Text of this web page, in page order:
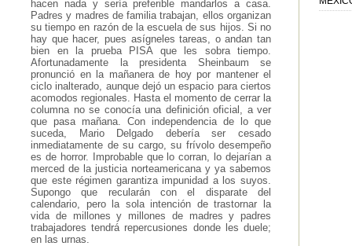
hacen nada y sería preferible mandarlos a casa.
Padres y madres de familia trabajan, ellos organizan
su tiempo en razón de la escuela de sus hijos. Si no
hay que hacer, pues asígneles tareas, o andan tan
bien en la prueba PISA que les sobra tiempo.
Afortunadamente la presidenta Sheinbaum se
pronunció en la mañanera de hoy por mantener el
ciclo inalterado, aunque dejó un espacio para ciertos
acomodos regionales. Hasta el momento de cerrar la
columna no se conocía una definición oficial, a ver
que pasa mañana. Con independencia de lo que
suceda, Mario Delgado debería ser cesado
inmediatamente de su cargo, su frívolo desempeño
es de horror. Improbable que lo corran, lo dejarían a
merced de la justicia norteamericana y ya sabemos
que este régimen garantiza impunidad a los suyos.
Supongo que recularán con el disparate del
calendario, pero la sola intención de trastornar la
vida de millones y millones de madres y padres
trabajadores tendrá repercusiones donde les duele;
en las urnas.